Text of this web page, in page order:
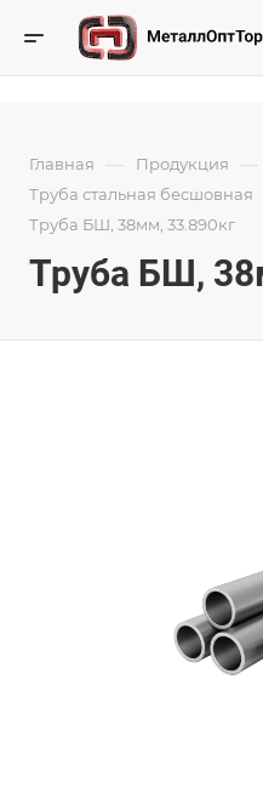
Главная — Продукция —
Труба стальная бесшовная
Труба БШ, 38мм, 33.890кг
Труба БШ,